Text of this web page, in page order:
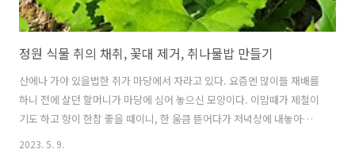
정원 식물 취의 채취, 꽃대 제거, 취나물밥 만들기
산에나 가야 있을법한 취가 마당에서 자라고 있다. 요즘엔 많이들 재배를
하니 전에 살던 할머니가 마당에 심어 놓으신 모양이다. 이맘때가 제철이
기도 하고 향이 한참 좋을 때이니, 한 움큼 뜯어다가 저녁상에 내놓아야
겠다. 이번 글은 정원 식물 취의 채취, 꽃대 제거, 취나물밥 만들기에 대
2023. 5. 9.